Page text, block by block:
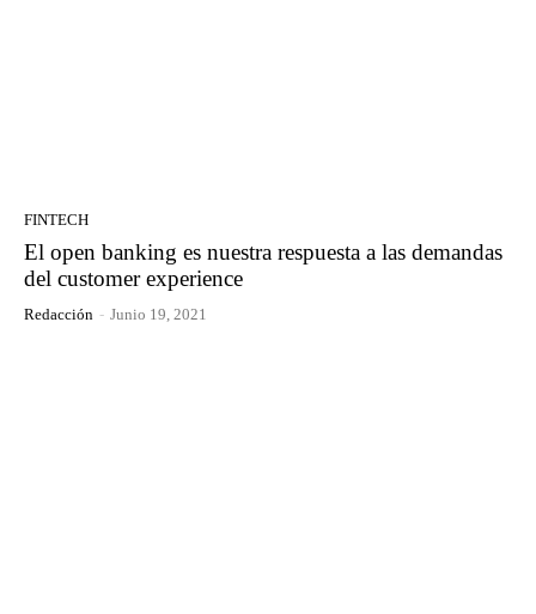
FINTECH
El open banking es nuestra respuesta a las demandas
del customer experience
Redacción - Junio 19, 2021